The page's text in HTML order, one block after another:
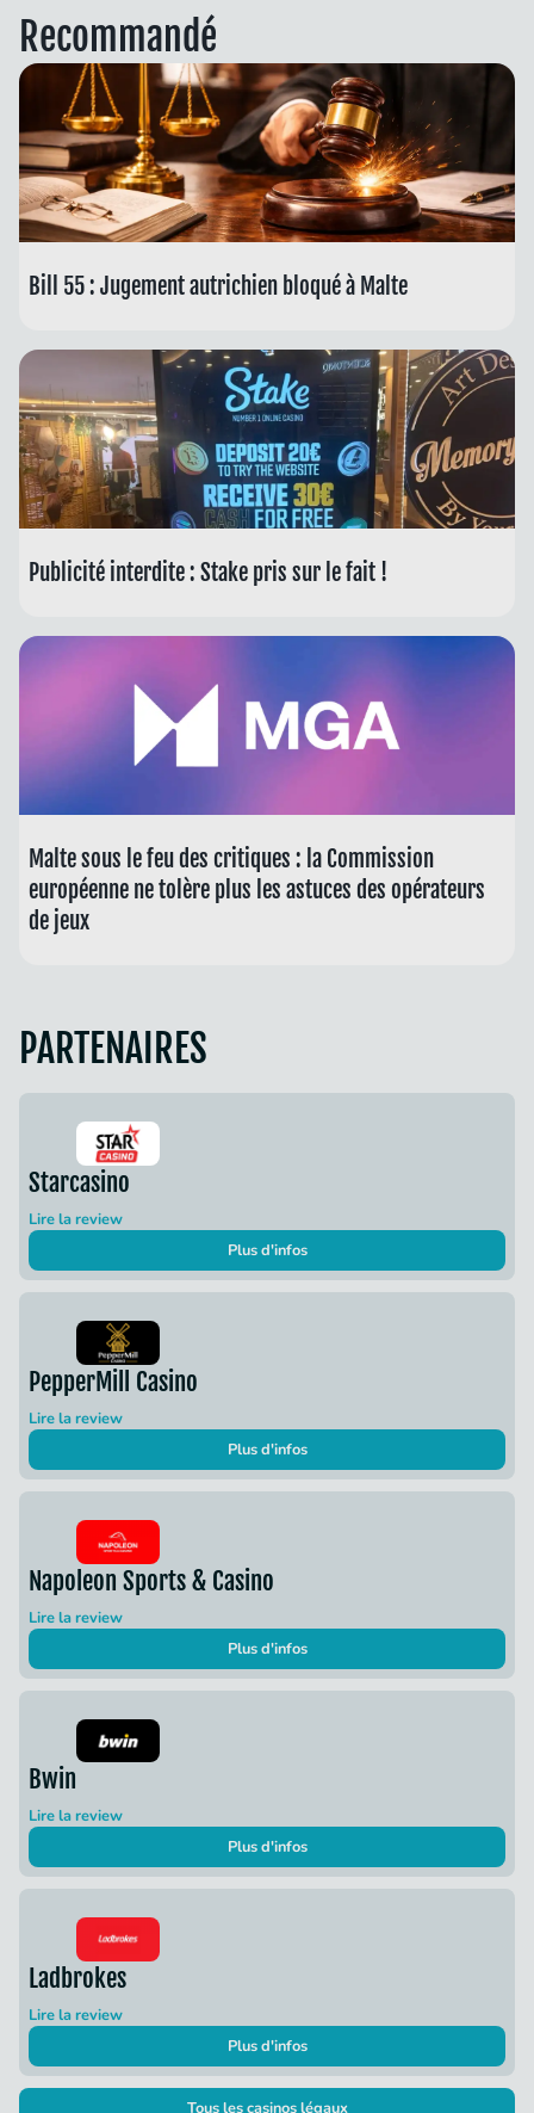
Recommandé
Bill 55 : Jugement autrichien bloqué à Malte
Publicité interdite : Stake pris sur le fait !
Malte sous le feu des critiques : la Commission
européenne ne tolère plus les astuces des opérateurs
de jeux
PARTENAIRES
Starcasino
Lire la review
Plus d'infos
PepperMill Casino
Lire la review
Plus d'infos
Napoleon Sports & Casino
Lire la review
Plus d'infos
Bwin
Lire la review
Plus d'infos
Ladbrokes
Lire la review
Plus d'infos
Tous les casinos légaux